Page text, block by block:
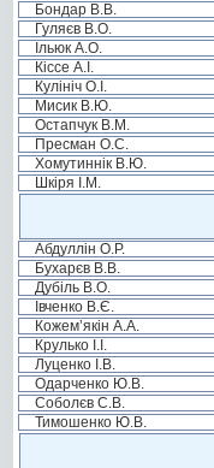
Бондар В.В.
Гуляєв В.О.
Ільюк А.О.
Кіссе А.І.
Кулініч О.І.
Мисик В.Ю.
Остапчук В.М.
Пресман О.С.
Хомутиннік В.Ю.
Шкіря І.М.
Абдуллін О.Р.
Бухарєв В.В.
Дубіль В.О.
Івченко В.Є.
Кожем’якін А.А.
Крулько І.І.
Луценко І.В.
Одарченко Ю.В.
Соболєв С.В.
Тимошенко Ю.В.